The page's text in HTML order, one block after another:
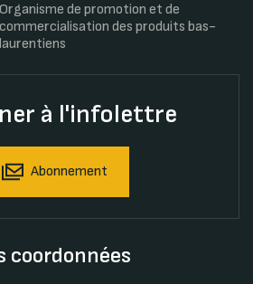
Organisme de promotion et de
commercialisation des produits bas-
laurentiens
à l'infolettre
Abonnement
coordonnées